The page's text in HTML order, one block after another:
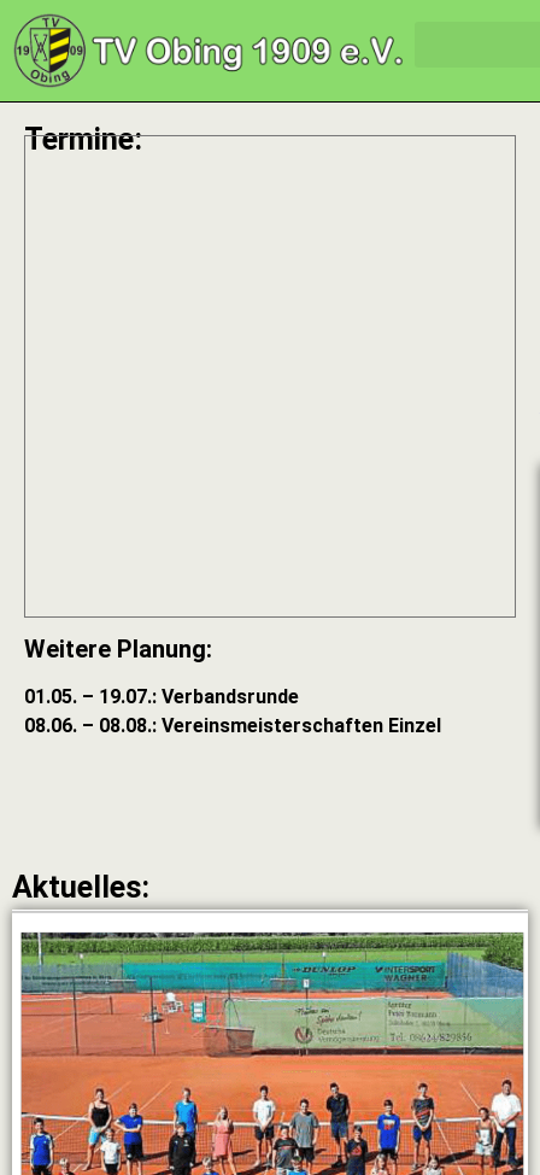
Termine:
Weitere Planung:
01.05. – 19.07.: Verbandsrunde
08.06. – 08.08.: Vereinsmeisterschaften Einzel
Aktuelles: